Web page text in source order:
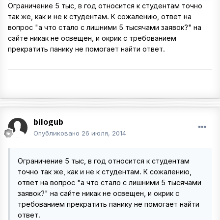
Ограничение 5 тыс, в год относится к студентам точно
так же, как и не к студентам. К сожалению, ответ на
вопрос "а что стало с лишними 5 тысячами заявок?" на
сайте никак не освещен, и окрик с требованием
прекратить панику не помогает найти ответ.
bilogub
Опубликовано 26 июля, 2014
Ограничение 5 тыс, в год относится к студентам
точно так же, как и не к студентам. К сожалению,
ответ на вопрос "а что стало с лишними 5 тысячами
заявок?" на сайте никак не освещен, и окрик с
требованием прекратить панику не помогает найти
ответ.